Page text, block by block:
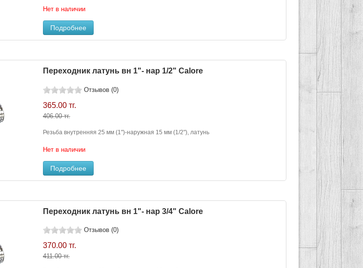
Нет в наличии
Подробнее
Переходник латунь вн 1"- нар 1/2" Calore
Отзывов (0)
365.00 тг.
406.00 тг.
Резьба внутренняя 25 мм (1")-наружная 15 мм (1/2"), латунь
Нет в наличии
Подробнее
Переходник латунь вн 1"- нар 3/4" Calore
Отзывов (0)
370.00 тг.
411.00 тг.